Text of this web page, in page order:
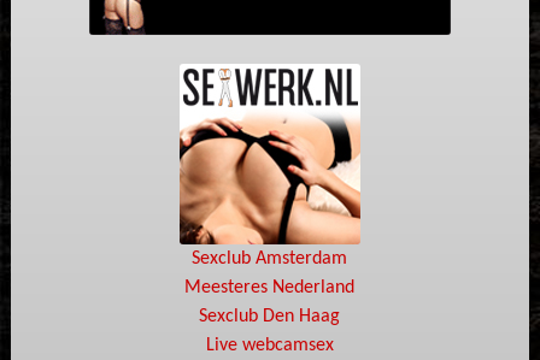
Sexclub Amsterdam
Meesteres Nederland
Sexclub Den Haag
Live webcamsex